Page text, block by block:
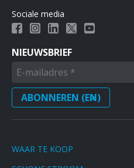
Sociale media
NIEUWSBRIEF
WAAR TE KOOP